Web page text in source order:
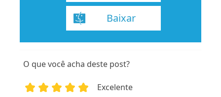
Baixar
O que você acha deste post?
Excelente